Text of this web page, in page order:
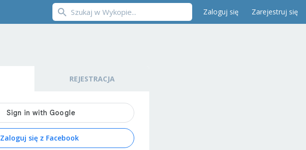
Zaloguj się Zarejestruj się
REJESTRACJA
Zaloguj się z Facebook